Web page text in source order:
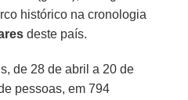
histórico na cronologia
deste país.
de 28 de abril a 20 de
pessoas, em 794